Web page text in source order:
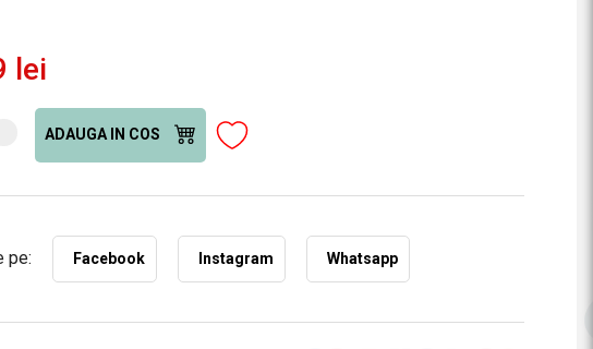
lei
ADAUGA IN COS
pe: Facebook Instagram Whatsapp